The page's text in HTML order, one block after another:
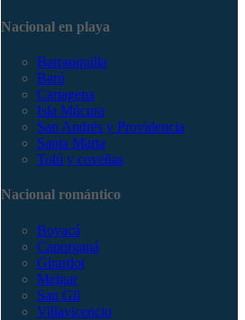
Nacional en playa
Barranquilla
Barú
Cartagena
Isla Múcura
San Andrés y Providencia
Santa Marta
Tolú y coveñas
Nacional romántico
Boyacá
Capurganá
Girardot
Melgar
San Gil
Villavicencio